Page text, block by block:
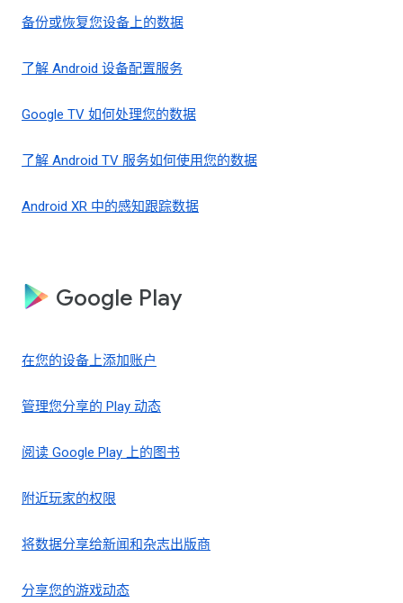
备份或恢复您设备上的数据
了解 Android 设备配置服务
Google TV 如何处理您的数据
了解 Android TV 服务如何使用您的数据
Android XR 中的感知跟踪数据
Google Play
在您的设备上添加账户
管理您分享的 Play 动态
阅读 Google Play 上的图书
附近玩家的权限
将数据分享给新闻和杂志出版商
分享您的游戏动态